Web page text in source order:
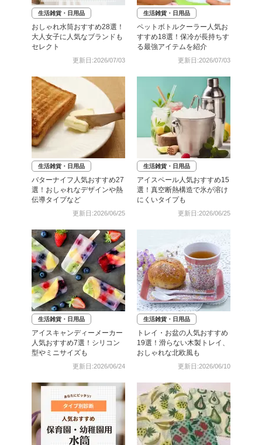
生活雑貨・日用品
おしゃれ水筒おすすめ28選！
大人女子に人気なブランドも
セレクト
更新日:2026/07/03
生活雑貨・日用品
ペットボトルクーラー人気お
すすめ18選！保冷が長持ちす
る最強アイテムを紹介
更新日:2026/07/03
生活雑貨・日用品
バターナイフ人気おすすめ27
選！おしゃれなデザインや熱
伝導タイプなど
更新日:2026/06/25
生活雑貨・日用品
アイスペール人気おすすめ15
選！真空断熱構造で氷が溶け
にくいタイプも
更新日:2026/06/25
生活雑貨・日用品
アイスキャンディーメーカー
人気おすすめ7選！シリコン
型やミニサイズも
更新日:2026/06/24
生活雑貨・日用品
トレイ・お盆の人気おすすめ
19選！滑らない木製トレイ、
おしゃれな北欧風も
更新日:2026/06/10